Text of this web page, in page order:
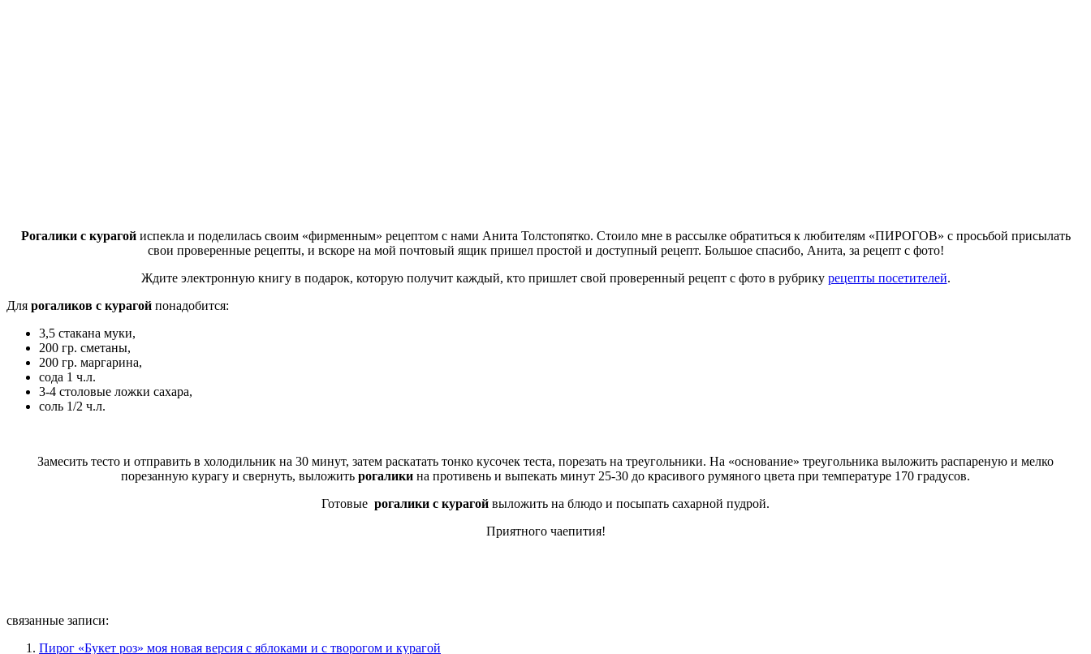
Рогалики с курагойиспекла и поделилась своим «фирменным» рецептом с нами Анита Толстопятко. Стоило мне в рассылке обратиться к любителям «ПИРОГОВ» с просьбой присылать
свои проверенные рецепты, и вскоре на мой почтовый ящик пришел простой и доступный рецепт. Большое спасибо, Анита, за рецепт с фото!
Ждите электронную книгу в подарок, которую получит каждый, кто пришлет свой проверенный рецепт с фото в рубрику рецепты посетителей.
Для рогаликов с курагой понадобится:
3,5 стакана муки,
200 гр. сметаны,
200 гр. маргарина,
сода 1 ч.л.
3-4 столовые ложки сахара,
соль 1/2 ч.л.
Замесить тесто и отправить в холодильник на 30 минут, затем раскатать тонко кусочек теста, порезать на треугольники. На «основание» треугольника выложить распареную и мелко
порезанную курагу и свернуть, выложить рогалики на противень и выпекать минут 25-30 до красивого румяного цвета при температуре 170 градусов.
Готовые рогалики с курагой выложить на блюдо и посыпать сахарной пудрой.
Приятного чаепития!
связанные записи:
Пирог «Букет роз» моя новая версия с яблоками и с творогом и курагой